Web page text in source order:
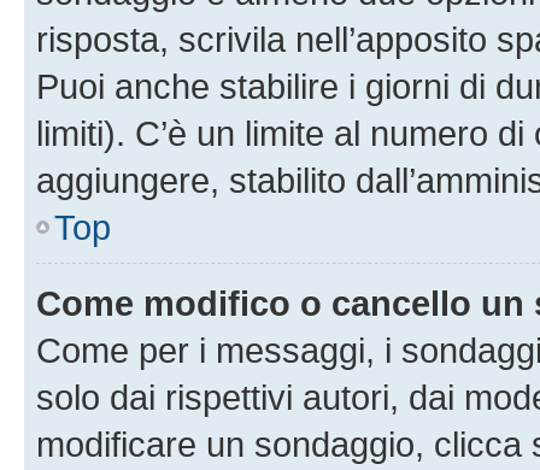
risposta, scrivila nell’apposito
Puoi anche stabilire i giorni di
limiti). C’è un limite al numero
aggiungere, stabilito
Top
Come modifico o cancello un
Come per i messaggi, i
solo dai rispettivi autori, dai
modificare un sondaggio,